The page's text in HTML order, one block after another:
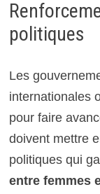
politiques
Les
internationales
pour faire
doivent mettre
politiques qui
entre femmes